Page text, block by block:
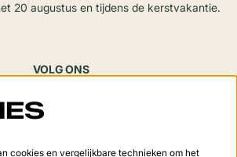
20 augustus en tijdens de kerstvakantie.
VOLG ONS
je aan voor de nieuwsbrief
cookies en vergelijkbare technieken om het